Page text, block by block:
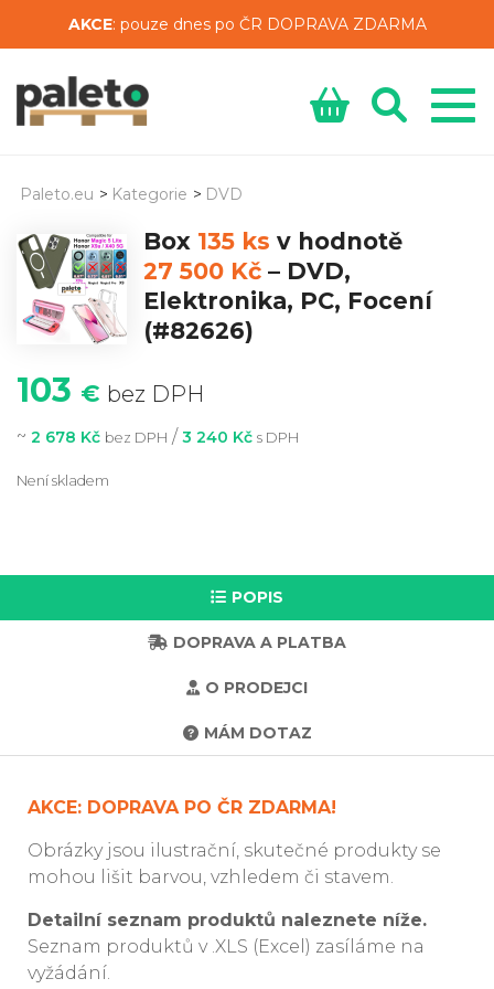
AKCE: pouze dnes po ČR DOPRAVA ZDARMA
Paleto.eu > Kategorie > DVD
Box 135 ks v hodnotě
27 500 Kč – DVD,
Elektronika, PC, Focení
(#82626)
103 € bez DPH
~ 2 678 Kč bez DPH / 3 240 Kč s DPH
Není skladem
POPIS
DOPRAVA A PLATBA
O PRODEJCI
MÁM DOTAZ
AKCE: DOPRAVA PO ČR ZDARMA!
Obrázky jsou ilustrační, skutečné produkty se
mohou lišit barvou, vzhledem či stavem.
Detailní seznam produktů naleznete níže.
Seznam produktů v .XLS (Excel) zasíláme na
vyžádání.